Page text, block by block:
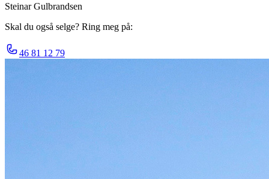
Steinar Gulbrandsen
Skal du også selge? Ring meg på:
46 81 12 79